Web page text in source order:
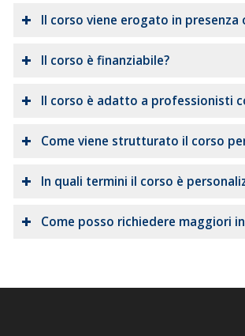
Il corso viene erogato in presenza
Il corso è finanziabile?
Il corso è adatto a professionisti
Come viene strutturato il corso
In quali termini il corso è
Come posso richiedere maggiori